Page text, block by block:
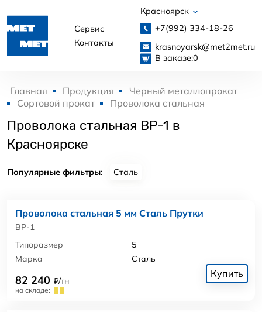
Сервис
Контакты
Красноярск
+7(992) 334-18-26
krasnoyarsk@met2met.ru
В заказе:0
Главная Продукция
Черный металлопрокат
Сортовой прокат
Проволока стальная
Проволока стальная ВР-1 в
Красноярске
Популярные фильтры: Сталь
Проволока стальная 5 мм Сталь Прутки
ВР-1
Типоразмер
5
Марка
Сталь
82 240 ₽/тн
на складе:
Купить